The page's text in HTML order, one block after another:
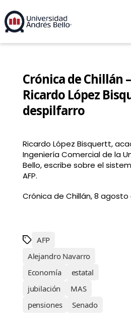
Crónica de Chillán
Ricardo López
despilfarro
Ricardo López Bisquertt,
Ingeniería Comercial de la
Bello, escribe sobre el
AFP.
Crónica de Chillán, 8 agosto
AFP
Alejandro Navarro
Economía
estatal
jubilación
MAS
pensiones
Senado